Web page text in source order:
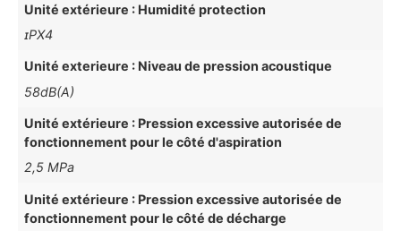
Unité extérieure : Humidité protection
ɪPX4
Unité exterieure : Niveau de pression acoustique
58dB(A)
Unité extérieure : Pression excessive autorisée de
fonctionnement pour le côté d'aspiration
2,5 MPa
Unité extérieure : Pression excessive autorisée de
fonctionnement pour le côté de décharge